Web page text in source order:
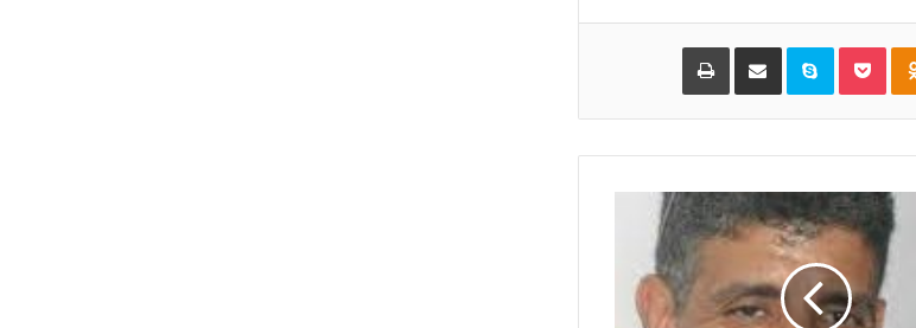
Pocket
Skype مشاركة عبر البريد